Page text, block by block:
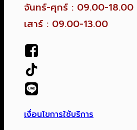
จันทร์-ศุกร์ : 09.00-18.00
เสาร์ : 09.00-13.00
เงื่อนไขการใช้บริการ